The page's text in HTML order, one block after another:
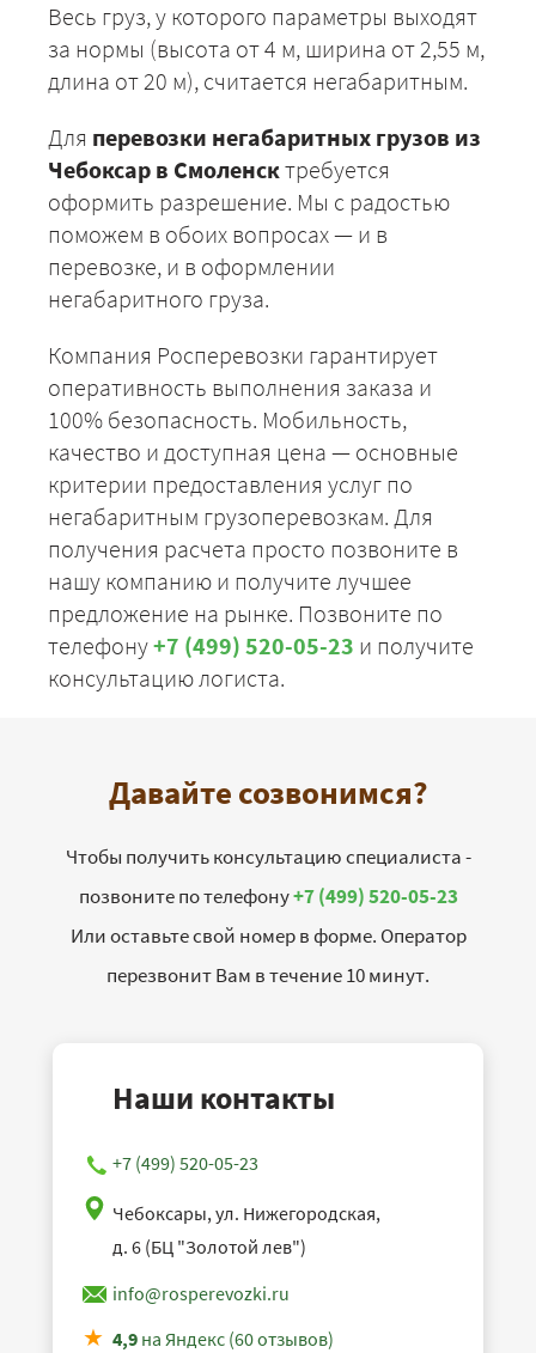
Весь груз, у которого параметры выходят
за нормы (высота от 4 м, ширина от 2,55 м,
длина от 20 м), считается негабаритным.
Для перевозки негабаритных грузов из
Чебоксар в Смоленсктребуется
оформить разрешение. Мы с радостью
поможем в обоих вопросах — и в
перевозке, и в оформлении
негабаритного груза.
Компания Росперевозки гарантирует
оперативность выполнения заказа и
100% безопасность. Мобильность,
качество и доступная цена — основные
критерии предоставления услуг по
негабаритным грузоперевозкам. Для
получения расчета просто позвоните в
нашу компанию и получите лучшее
предложение на рынке. Позвоните по
телефону+7 (499) 520-05-23 и получите
консультацию логиста.
Давайте созвонимся?
Чтобы получить консультацию специалиста -
позвоните по телефону+7 (499) 520-05-23
Или оставьте свой номер в форме. Оператор
перезвонит Вам в течение 10 минут.
Наши контакты
+7 (499) 520-05-23
Чебоксары, ул. Нижегородская,
д. 6 (БЦ "Золотой лев")
info@rosperevozki.ru
4,9 на Яндекс (60 отзывов)